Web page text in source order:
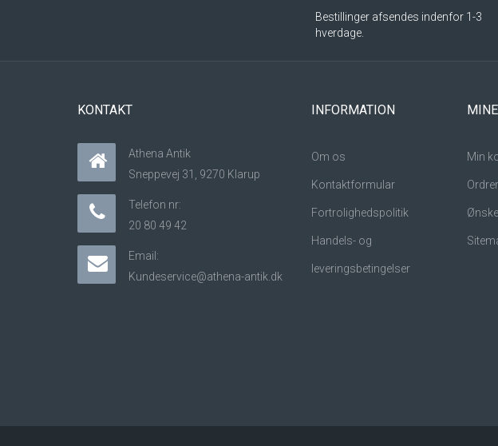
Bestillinger afsendes indenfor 1-3
hverdage.
KONTAKT
Athena Antik
Sneppevej 31, 9270 Klarup
Telefon nr:
20 80 49 42
Email:
Kundeservice@athena-antik.dk
INFORMATION
Om os
Kontaktformular
Fortrolighedspolitik
Handels- og
leveringsbetingelser
Min